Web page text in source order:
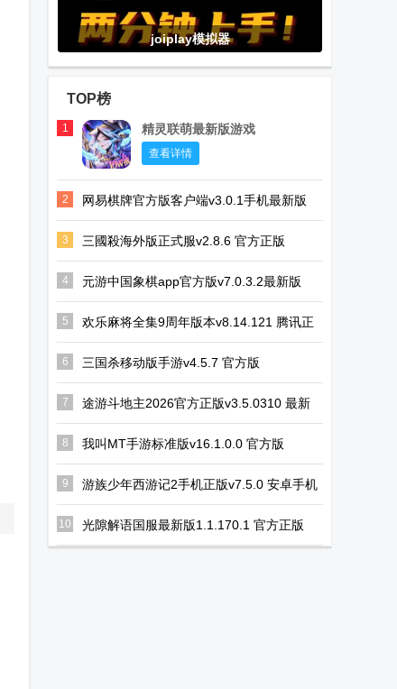
joiplay模拟器
TOP榜
1 精灵联萌最新版游戏
查看详情
2 网易棋牌官方版客户端v3.0.1手机最新版
3 三國殺海外版正式服v2.8.6 官方正版
4 元游中国象棋app官方版v7.0.3.2最新版
5
欢乐麻将全集9周年版本v8.14.121 腾讯正
版
6 三国杀移动版手游v4.5.7 官方版
7
途游斗地主2026官方正版v3.5.0310 最新
版
8 我叫MT手游标准版v16.1.0.0 官方版
9
游族少年西游记2手机正版v7.5.0 安卓手机
版
10 光隙解语国服最新版1.1.170.1 官方正版